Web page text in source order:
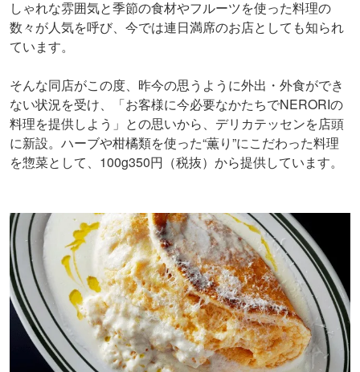
しゃれな雰囲気と季節の食材やフルーツを使った料理の
数々が人気を呼び、今では連日満席のお店としても知られ
ています。
そんな同店がこの度、昨今の思うように外出・外食ができ
ない状況を受け、「お客様に今必要なかたちでNERORIの
料理を提供しよう」との思いから、デリカテッセンを店頭
に新設。ハーブや柑橘類を使った“薫り”にこだわった料理
を惣菜として、100g350円（税抜）から提供しています。